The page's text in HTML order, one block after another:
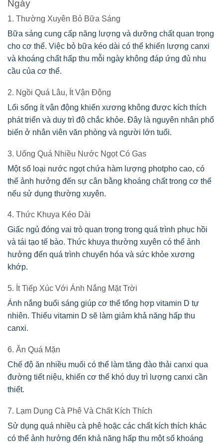
Ngày
1. Thường Xuyên Bỏ Bữa Sáng
Bữa sáng cung cấp năng lượng và dưỡng chất quan trọng
cho cơ thể. Việc bỏ bữa kéo dài có thể khiến lượng canxi
và khoáng chất hấp thu mỗi ngày không đáp ứng đủ nhu
cầu của cơ thể.
2. Ngồi Quá Lâu, Ít Vận Động
Lối sống ít vận động khiến xương không được kích thích
phát triển và duy trì độ chắc khỏe. Đây là nguyên nhân phổ
biến ở nhân viên văn phòng và người lớn tuổi.
3. Uống Quá Nhiều Nước Ngọt Có Gas
Một số loại nước ngọt chứa hàm lượng photpho cao, có
thể ảnh hưởng đến sự cân bằng khoáng chất trong cơ thể
nếu sử dụng thường xuyên.
4. Thức Khuya Kéo Dài
Giấc ngủ đóng vai trò quan trọng trong quá trình phục hồi
và tái tạo tế bào. Thức khuya thường xuyên có thể ảnh
hưởng đến quá trình chuyển hóa và sức khỏe xương
khớp.
5. Ít Tiếp Xúc Với Ánh Nắng Mặt Trời
Ánh nắng buổi sáng giúp cơ thể tổng hợp vitamin D tự
nhiên. Thiếu vitamin D sẽ làm giảm khả năng hấp thu
canxi.
6. Ăn Quá Mặn
Chế độ ăn nhiều muối có thể làm tăng đào thải canxi qua
đường tiết niệu, khiến cơ thể khó duy trì lượng canxi cần
thiết.
7. Lạm Dụng Cà Phê Và Chất Kích Thích
Sử dụng quá nhiều cà phê hoặc các chất kích thích khác
có thể ảnh hưởng đến khả năng hấp thu một số khoáng